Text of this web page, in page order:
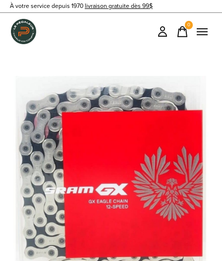
À votre service depuis 1970 livraison gratuite dès 99$
0items